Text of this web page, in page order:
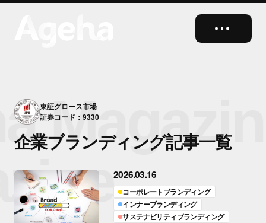
close
東証グロース市場
証券コード：9330
企業ブランディング記事一覧
2026.03.16
コーポレートブランディング
インナーブランディング
サステナビリティブランディング